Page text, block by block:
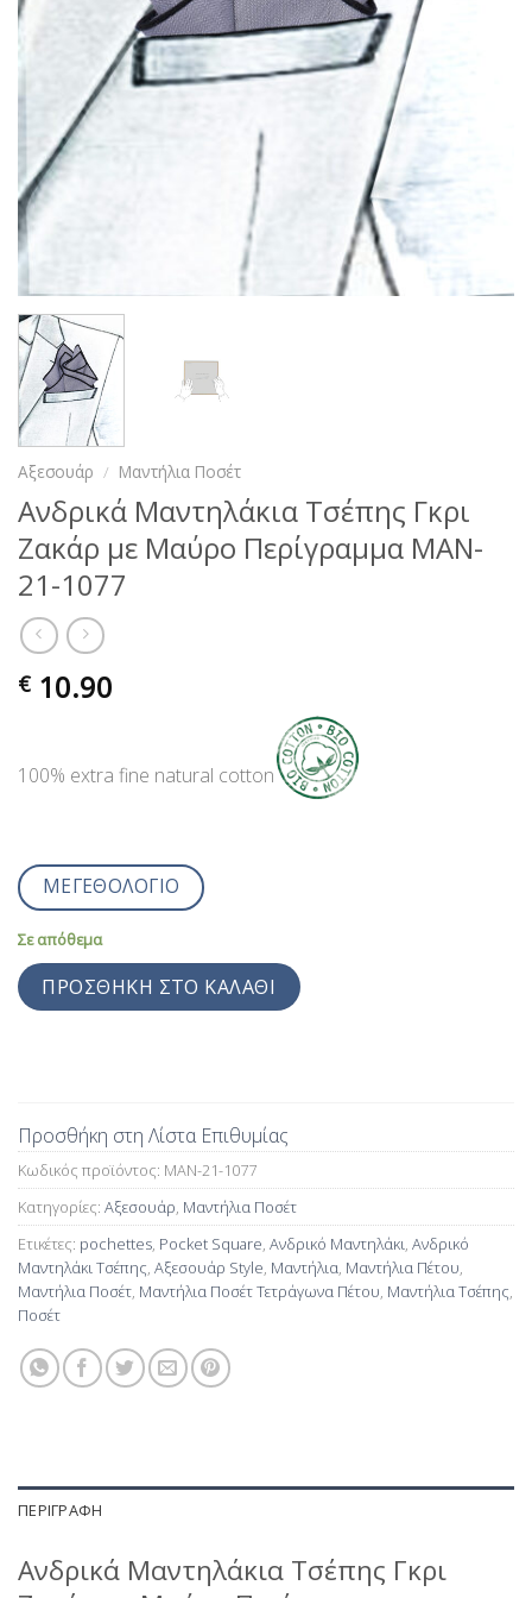
Αξεσουάρ / Μαντήλια Ποσέτ
Ανδρικά Μαντηλάκια Τσέπης Γκρι
Ζακάρ με Μαύρο Περίγραμμα MAN-
21-1077
€ 10.90
100% extra fine natural cotton
ΜΕΓΕΘΟΛΟΓΙΟ
Σε απόθεμα
ΠΡΟΣΘΉΚΗ ΣΤΟ ΚΑΛΆΘΙ
Προσθήκη στη Λίστα Επιθυμίας
Κωδικός προϊόντος: MAN-21-1077
Κατηγορίες: Αξεσουάρ, Μαντήλια Ποσέτ
Ετικέτες: pochettes, Pocket Square, Ανδρικό Μαντηλάκι, Ανδρικό
Μαντηλάκι Τσέπης, Αξεσουάρ Style, Μαντήλια, Μαντήλια Πέτου,
Μαντήλια Ποσέτ, Μαντήλια Ποσέτ Τετράγωνα Πέτου, Μαντήλια Τσέπης,
Ποσέτ
ΠΕΡΙΓΡΑΦΉ
Ανδρικά Μαντηλάκια Τσέπης Γκρι